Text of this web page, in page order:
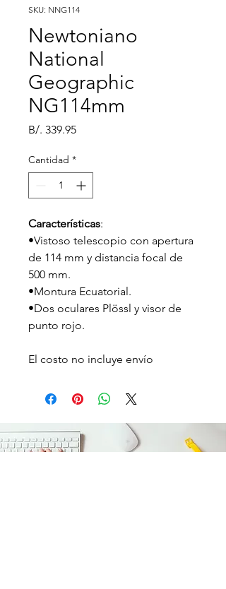
SKU: NNG114
Newtoniano
National
Geographic
NG114mm
B/. 339.95Precio
Cantidad *
Características:
•Vistoso telescopio con apertura
de 114 mm y distancia focal de
500 mm.
•Montura Ecuatorial.
•Dos oculares Plössl y visor de
punto rojo.
El costo no incluye envío